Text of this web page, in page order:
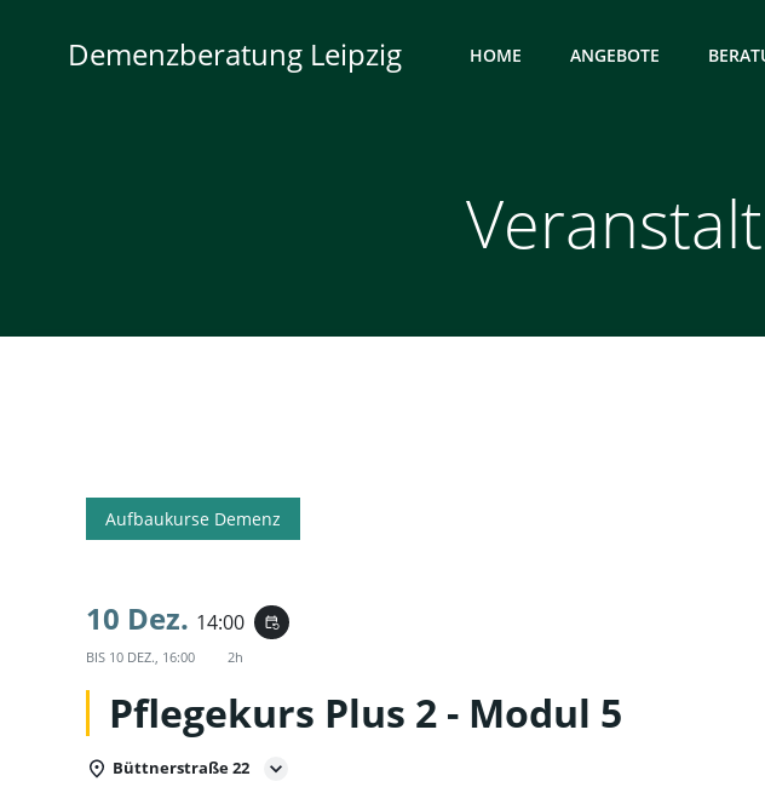
springenDemenzberatung Leipzig HOME ANGEBOTE
Aufbaukurse Demenz
10 Dez. 14:00 event_repeat
BIS 10 DEZ., 16:00 2h
Pflegekurs Plus 2 - Modul 5
Büttnerstraße 22